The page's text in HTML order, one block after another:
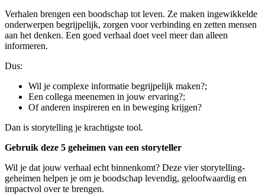
Verhalen brengen een boodschap tot leven. Ze maken ingewikkelde
onderwerpen begrijpelijk, zorgen voor verbinding en zetten mensen
aan het denken. Een goed verhaal doet veel meer dan alleen
informeren.
Dus:
Wil je complexe informatie begrijpelijk maken?;
Een collega meenemen in jouw ervaring?;
Of anderen inspireren en in beweging krijgen?
Dan is storytelling je krachtigste tool.
Gebruik deze 5 geheimen van een storyteller
Wil je dat jouw verhaal echt binnenkomt? Deze vier storytelling-
geheimen helpen je om je boodschap levendig, geloofwaardig en
impactvol over te brengen.